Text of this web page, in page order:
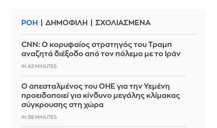
ΡΟΗ ΔΗΜΟΦΙΛΗ ΣΧΟΛΙΑΣΜΕΝΑ
CNN: Ο κορυφαίος στρατηγός του Τραμπ
αναζητά διέξοδο από τον πόλεμο με το Ιράν
IN 42 MINUTES
Ο απεσταλμένος του ΟΗΕ για την Υεμένη
προειδοποιεί για κίνδυνο μεγάλης κλίμακας
σύγκρουσης στη χώρα
IN 39 MINUTES